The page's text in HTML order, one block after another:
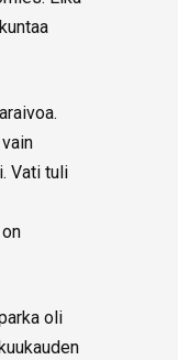
Vati tuli
oli